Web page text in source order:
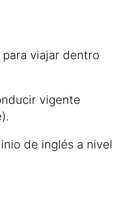
viajar dentro
vigente
de inglés a nivel